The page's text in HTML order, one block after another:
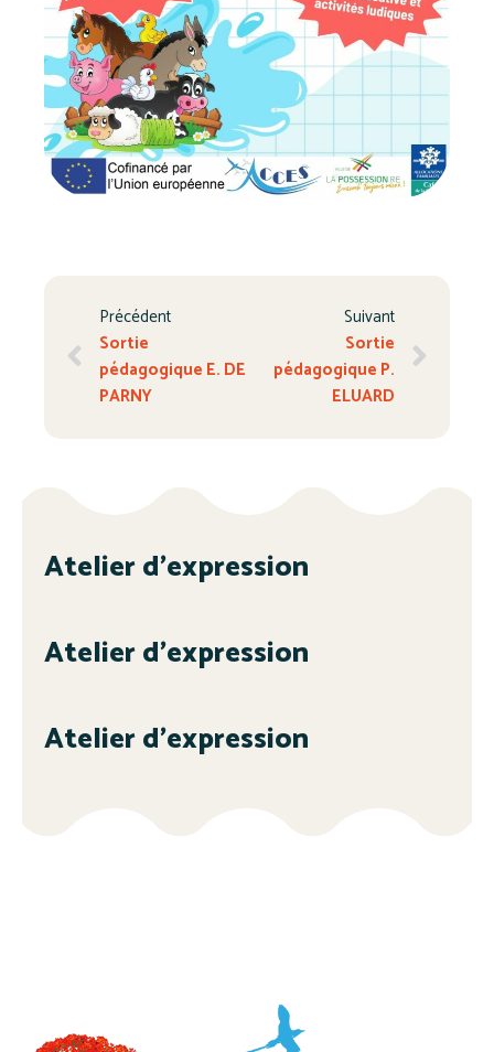
Précédent
Sortie
pédagogique E. DE
PARNY
Suivant
Sortie
pédagogique P.
ELUARD
Atelier d’expression
Atelier d’expression
Atelier d’expression